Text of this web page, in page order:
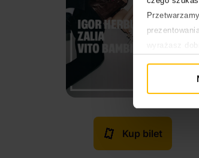
Polityka
Kup bilet